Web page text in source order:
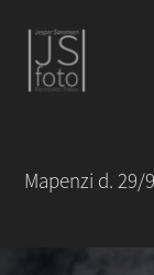
Mapenzi d. 29/